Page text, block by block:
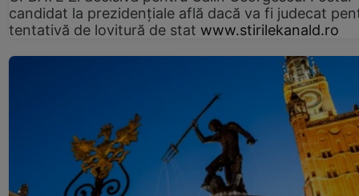
candidat la prezidențiale află dacă va fi judecat
tentativă de lovitură de stat www.stirilekanald.ro